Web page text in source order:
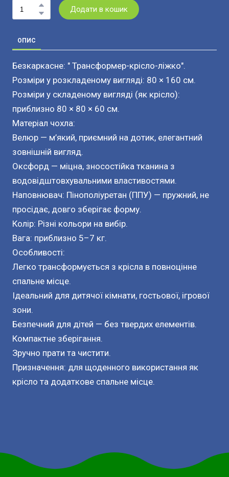
Додати в кошик
ОПИС
Безкаркасне: " Трансформер-крісло-ліжко".
Розміри у розкладеному вигляді: 80 × 160 см.
Розміри у складеному вигляді (як крісло):
приблизно 80 × 80 × 60 см.
Матеріал чохла:
Велюр — м’який, приємний на дотик, елегантний
зовнішній вигляд.
Оксфорд — міцна, зносостійка тканина з
водовідштовхувальними властивостями.
Наповнювач: Пінополіуретан (ППУ) — пружний, не
просідає, довго зберігає форму.
Колір: Різні кольори на вибір.
Вага: приблизно 5–7 кг.
Особливості:
Легко трансформується з крісла в повноцінне
спальне місце.
Ідеальний для дитячої кімнати, гостьової, ігрової
зони.
Безпечний для дітей — без твердих елементів.
Компактне зберігання.
Зручно прати та чистити.
Призначення: для щоденного використання як
крісло та додаткове спальне місце.